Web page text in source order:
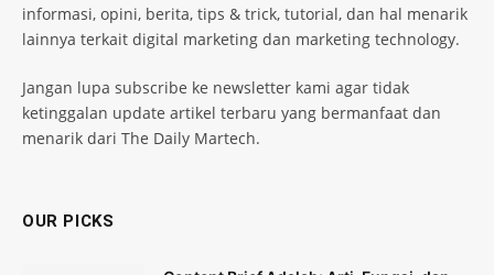
informasi, opini, berita, tips & trick, tutorial, dan hal menarik
lainnya terkait digital marketing dan marketing technology.
Jangan lupa subscribe ke newsletter kami agar tidak
ketinggalan update artikel terbaru yang bermanfaat dan
menarik dari The Daily Martech.
OUR PICKS